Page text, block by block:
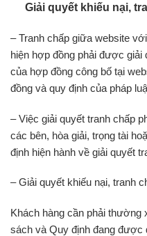
Giải quyết khiếu nại,
– Tranh chấp giữa website
hiện hợp đồng phải được
của hợp đồng công bố tại
đồng và quy định của pháp
– Việc giải quyết tranh chấp
các bên, hòa giải, trọng tài
định hiện hành về giải quyết
– Giải quyết khiếu nại, tranh
Khách hàng cần phải thường
sách và Quy định đang được